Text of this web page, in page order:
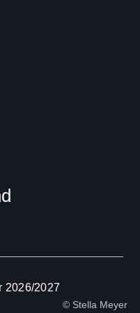
© Stella Meyer
2026/2027